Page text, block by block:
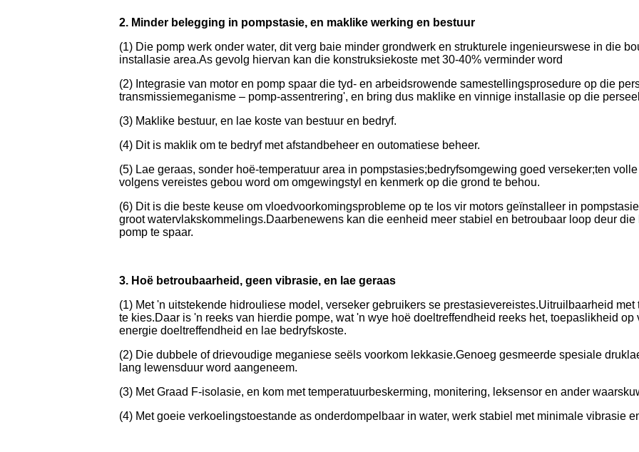
2. Minder belegging in pompstasie, en maklike werking en bestuur
(1) Die pomp werk onder water, dit verg baie minder grondwerk en strukturele ingenieurswese in die
installasie area.As gevolg hiervan kan die konstruksiekoste met 30-40% verminder word
(2) Integrasie van motor en pomp spaar die tyd- en arbeidsrowende samestellingsprosedure op die
transmissiemeganisme – pomp-assentrering', en bring dus maklike en vinnige installasie op die
(3) Maklike bestuur, en lae koste van bestuur en bedryf.
(4) Dit is maklik om te bedryf met afstandbeheer en outomatiese beheer.
(5) Lae geraas, sonder hoë-temperatuur area in pompstasies;bedryfsomgewing goed verseker;ten
volgens vereistes gebou word om omgewingstyl en kenmerk op die grond te behou.
(6) Dit is die beste keuse om vloedvoorkomingsprobleme op te los vir motors geïnstalleer in
groot watervlakskommelings.Daarbenewens kan die eenheid meer stabiel en betroubaar loop deur
pomp te spaar.
3. Hoë betroubaarheid, geen vibrasie, en lae geraas
(1) Met 'n uitstekende hidrouliese model, verseker gebruikers se prestasievereistes.Uitruilbaarheid
te kies.Daar is 'n reeks van hierdie pompe, wat 'n wye hoë doeltreffendheid reeks het, toepaslikheid
energie doeltreffendheid en lae bedryfskoste.
(2) Die dubbele of drievoudige meganiese seëls voorkom lekkasie.Genoeg gesmeerde spesiale
lang lewensduur word aangeneem.
(3) Met Graad F-isolasie, en kom met temperatuurbeskerming, monitering, leksensor en ander
(4) Met goeie verkoelingstoestande as onderdompelbaar in water, werk stabiel met minimale vibrasie